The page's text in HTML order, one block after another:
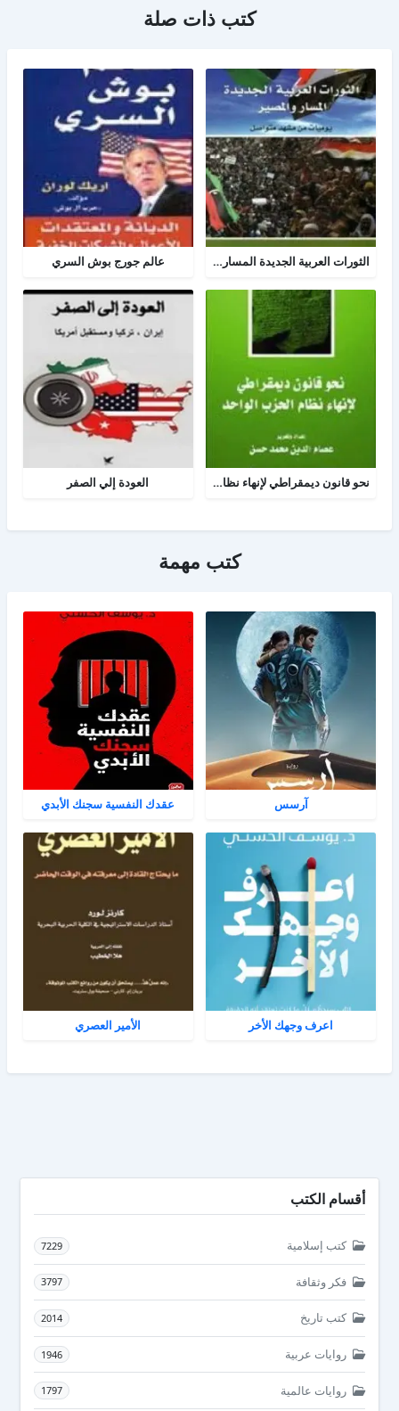
كتب ذات صلة
الثورات العربية الجديدة المسار والمصير عالم جورج بوش السري
نحو قانون ديمقراطي لإنهاء نظام الحزب الواحد العودة إلي الصفر
كتب مهمة
آرسس عقدك النفسية سجنك الأبدي
اعرف وجهك الأخر الأمير العصري
أقسام الكتب
كتب إسلامية 7229
فكر وثقافة 3797
كتب تاريخ 2014
روايات عربية 1946
روايات عالمية 1797